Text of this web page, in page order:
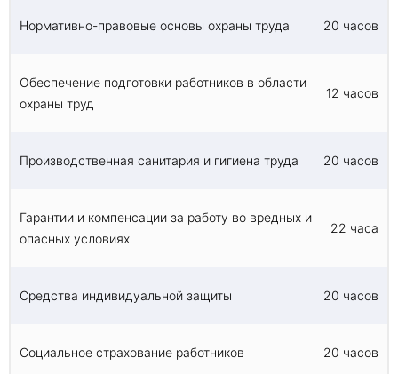
Нормативно-правовые основы охраны труда 20 часов
Обеспечение подготовки работников в области
охраны труд
12 часов
Производственная санитария и гигиена труда 20 часов
Гарантии и компенсации за работу во вредных и
опасных условиях
22 часа
Средства индивидуальной защиты 20 часов
Социальное страхование работников 20 часов